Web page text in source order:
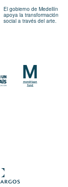
El gobierno de Medellín
apoya la transformación
social a través del arte.